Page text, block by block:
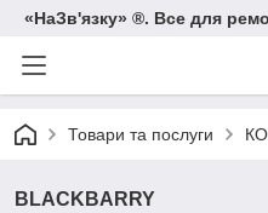
«НаЗв'язку» ®. Все для
Товари та послуги
BLACKBARRY